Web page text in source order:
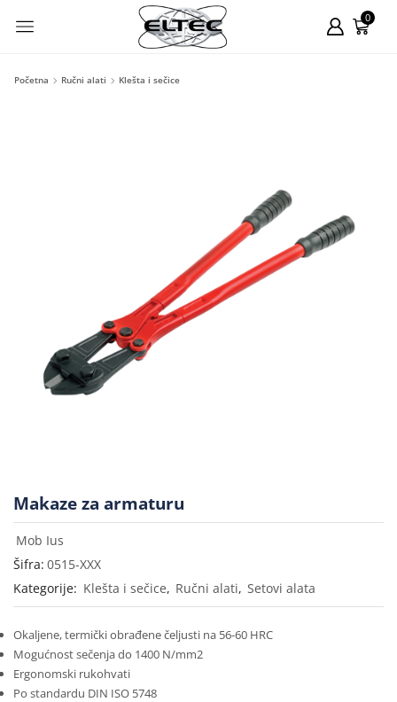
0
Početna Ručni alati Klešta i sečice
Makaze za armaturu
Mob Ius
Šifra: 0515-XXX
Kategorije: Klešta i sečice, Ručni alati, Setovi alata
Okaljene, termički obrađene čeljusti na 56-60 HRC
Mogućnost sečenja do 1400 N/mm2
Ergonomski rukohvati
Po standardu DIN ISO 5748